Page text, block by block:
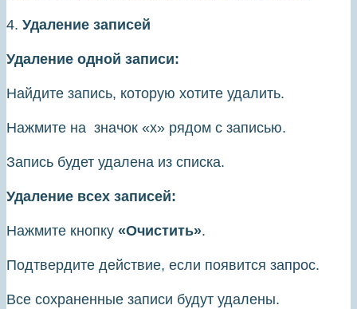
4. Удаление записей
Удаление одной записи:
Найдите запись, которую хотите удалить.
Нажмите на значок «х» рядом с записью.
Запись будет удалена из списка.
Удаление всех записей:
Нажмите кнопку «Очистить».
Подтвердите действие, если появится запрос.
Все сохраненные записи будут удалены.